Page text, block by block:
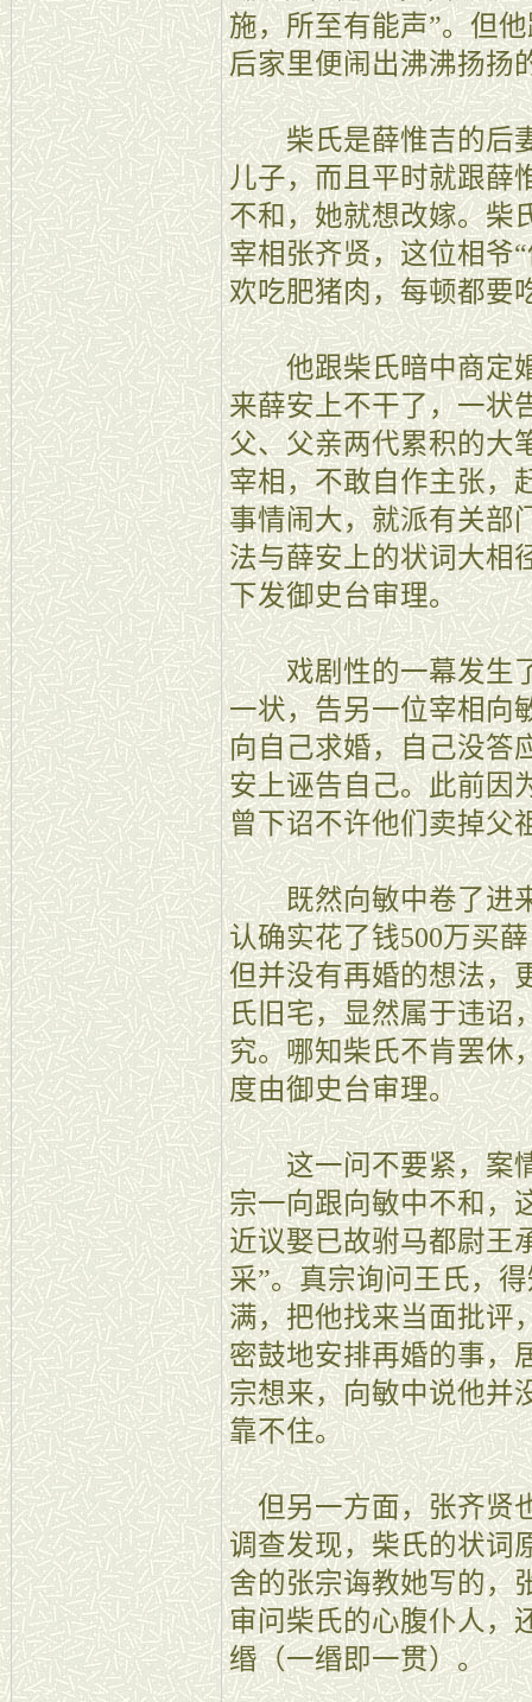
施，所至有能声”。但
后家里便闹出沸沸扬扬
柴氏是薛惟吉的后妻
儿子，而且平时就跟薛
不和，她就想改嫁。柴
宰相张齐贤，这位相爷
欢吃肥猪肉，每顿都要
他跟柴氏暗中商定婚
来薛安上不干了，一状
父、父亲两代累积的大
宰相，不敢自作主张，
事情闹大，就派有关部
法与薛安上的状词大相
下发御史台审理。
戏剧性的一幕发生了:
一状，告另一位宰相向
向自己求婚，自己没答
安上诬告自己。此前因
曾下诏不许他们卖掉父
既然向敏中卷了进来
认确实花了钱500万买
但并没有再婚的想法，
氏旧宅，显然属于违诏
究。哪知柴氏不肯罢休
度由御史台审理。
这一问不要紧，案情
宗一向跟向敏中不和，
近议娶已故驸马都尉王
采”。真宗询问王氏，
满，把他找来当面批评
密鼓地安排再婚的事，
宗想来，向敏中说他并
靠不住。
但另一方面，张齐贤
调查发现，柴氏的状词
舍的张宗诲教她写的，
审问柴氏的心腹仆人，
缗（一缗即一贯）。